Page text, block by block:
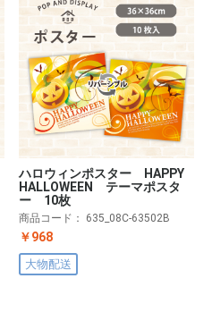
ハロウィンポスター HAPPY
HALLOWEEN テーマポスタ
ー 10枚
商品コード： 635_08C-63502B
￥968
大物配送